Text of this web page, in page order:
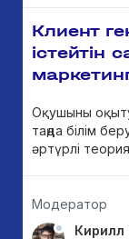
Клиент
істейтін
Оқушыны оқыту
таңда білім
әртүрлі
Модератор
Кирилл